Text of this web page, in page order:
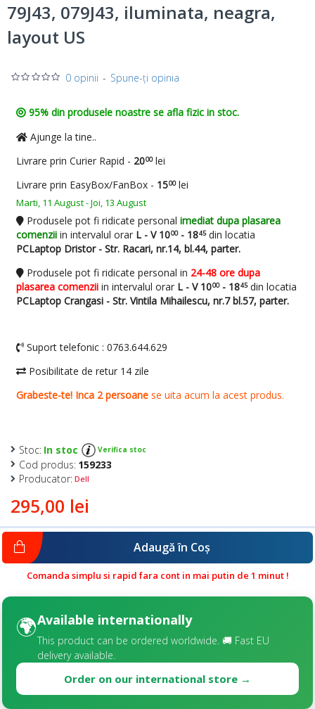
79J43, 079J43, iluminata, neagra,
layout US
0 opinii - Spune-ţi opinia
295,00 lei
Stoc: In stoc Verifica stoc
Cod produs: 159233
Producator: Dell
Adaugă în Coş
Comanda simplu si rapid fara cont in mai putin de 1 minut !
🌍Available internationally
This product can be ordered worldwide. 🚚 Fast EU
delivery available.
Order on our international store →